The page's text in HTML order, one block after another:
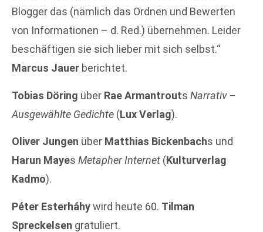
Blogger das (nämlich das Ordnen und Bewerten
von Informationen – d. Red.) übernehmen. Leider
beschäftigen sie sich lieber mit sich selbst.“
Marcus Jauer berichtet.
Tobias Döring über Rae Armantrouts Narrativ –
Ausgewählte Gedichte (Lux Verlag).
Oliver Jungen über Matthias Bickenbachs und
Harun Mayes Metapher Internet (Kulturverlag
Kadmo).
Péter Esterháhywird heute 60. Tilman
Spreckelsen gratuliert.